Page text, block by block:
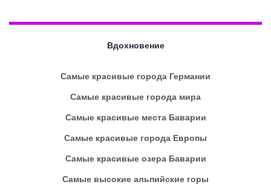
Вдохновение
Самые красивые города Германии
Самые красивые города мира
Самые красивые места Баварии
Самые красивые города Европы
Самые красивые озера Баварии
Самые высокие альпийские горы